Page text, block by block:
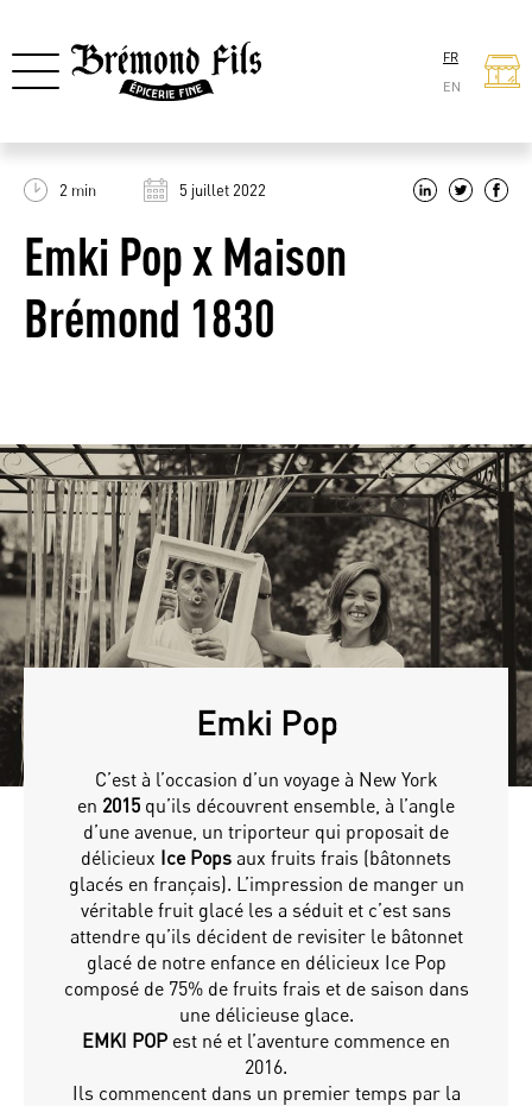
FR
EN
2 min 5 juillet 2022
Emki Pop x Maison
Brémond 1830
Emki Pop
C’est à l’occasion d’un voyage à New York
en 2015 qu’ils découvrent ensemble, à l’angle
d’une avenue, un triporteur qui proposait de
délicieux Ice Pops aux fruits frais (bâtonnets
glacés en français). L’impression de manger un
véritable fruit glacé les a séduit et c’est sans
attendre qu’ils décident de revisiter le bâtonnet
glacé de notre enfance en délicieux Ice Pop
composé de 75% de fruits frais et de saison dans
une délicieuse glace.
EMKI POP est né et l’aventure commence en
2016.
Ils commencent dans un premier temps par la